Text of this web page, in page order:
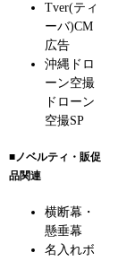
Tver(ティ
ーバ)CM
広告
沖縄ドロ
ーン空撮
ドローン
空撮SP
■ノベルティ・販促
品関連
横断幕・
懸垂幕
名入れボ